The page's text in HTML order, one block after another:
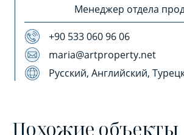
Менеджер отдела
+90 533 060 96 06
maria@artproperty.net
Русский, Английский,
Похожие объекты